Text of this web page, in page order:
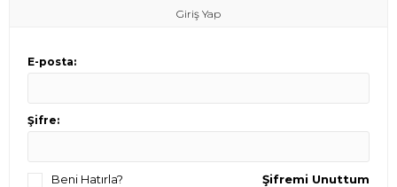
Giriş Yap
E-posta:
Şifre:
Şifremi Unuttum
Beni Hatırla?